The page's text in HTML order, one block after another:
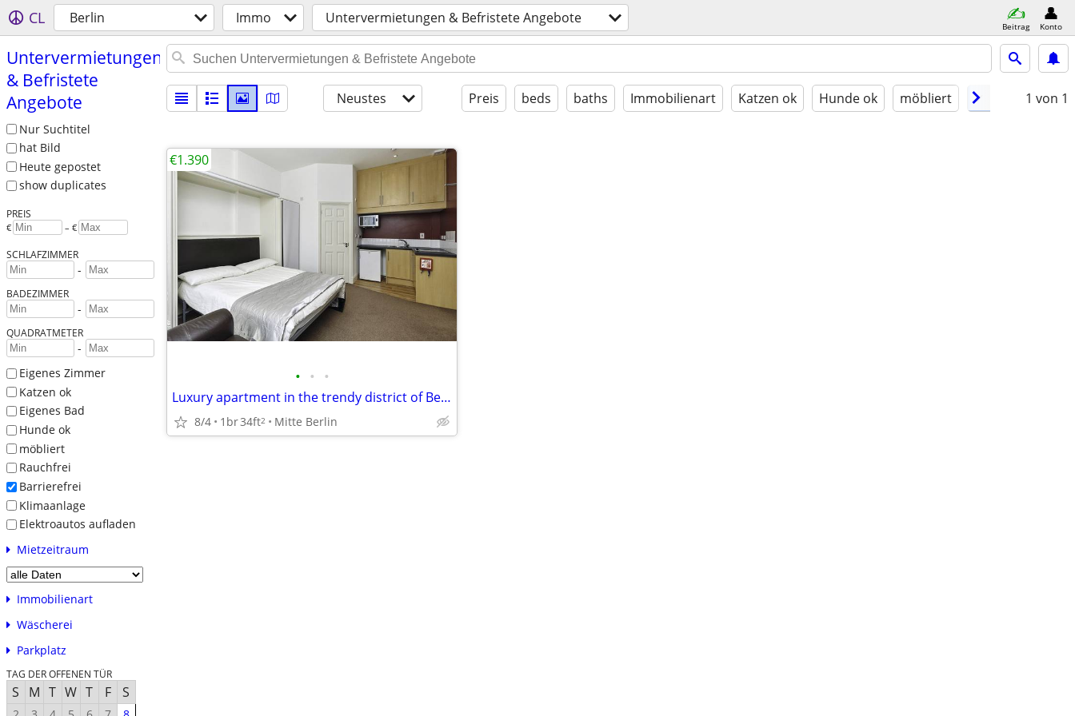
CL Berlin Immo Untervermietungen & Befristete Angebote Beitrag Konto
Untervermietungen
& Befristete
Angebote
Nur Suchtitel
hat Bild
Heute gepostet
show duplicates
PREIS
€ – €
SCHLAFZIMMER
-
BADEZIMMER
-
QUADRATMETER
-
Eigenes Zimmer
Katzen ok
Eigenes Bad
Hunde ok
möbliert
Rauchfrei
Barrierefrei
Klimaanlage
Elektroautos aufladen
Mietzeitraum
Immobilienart
Wäscherei
Parkplatz
TAG DER OFFENEN TÜR
S M T W T F S
Neustes Preis beds baths Immobilienart Katzen ok Hunde ok möbliert ✓ Barrierefrei
1 von 1
• • •
Luxury apartment in the trendy district of Berlin Mitte
8/4 1br34ft2 Mitte Berlin
€1.390